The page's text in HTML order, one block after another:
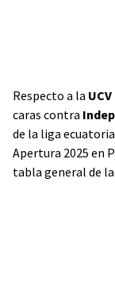
Respecto a la UCV
caras contra
de la liga
Apertura 2025 en
tabla general de